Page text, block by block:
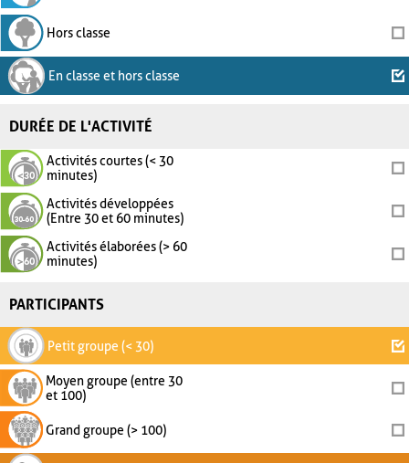
Hors classe
En classe et hors classe
DURÉE DE L'ACTIVITÉ
Activités courtes (< 30
minutes)
Activités développées
(Entre 30 et 60 minutes)
Activités élaborées (> 60
minutes)
PARTICIPANTS
Petit groupe (< 30)
Moyen groupe (entre 30
et 100)
Grand groupe (> 100)